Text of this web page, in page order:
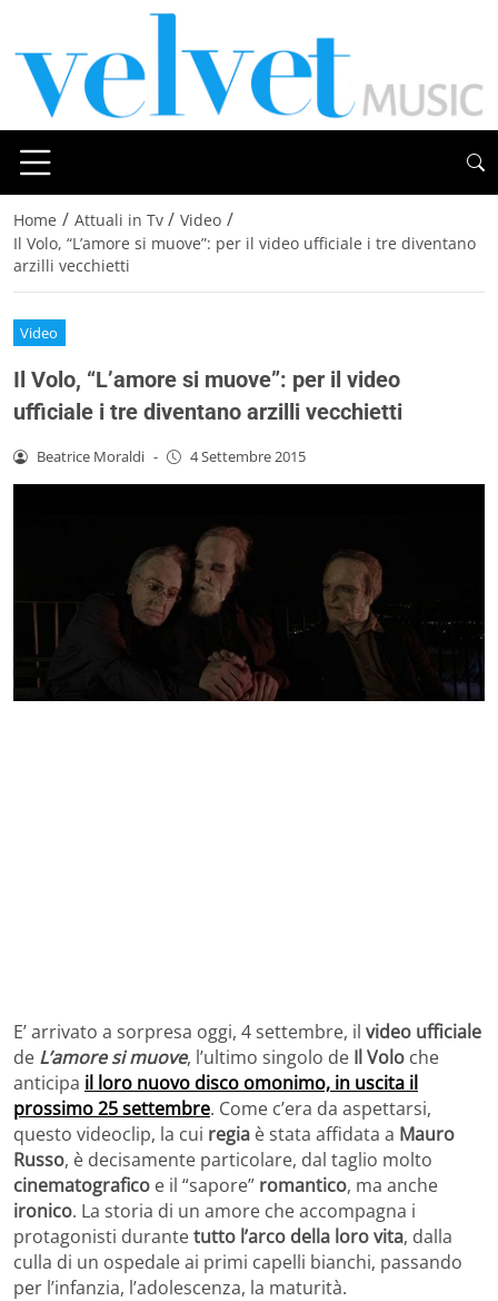
Home / Attuali in Tv / Video /
Il Volo, “L’amore si muove”: per il video ufficiale i tre diventano
arzilli vecchietti
Video
Il Volo, “L’amore si muove”: per il video
ufficiale i tre diventano arzilli vecchietti
Beatrice Moraldi - 4 Settembre 2015
E’ arrivato a sorpresa oggi, 4 settembre, il video ufficiale
de L’amore si muove, l’ultimo singolo de Il Volo che
anticipa il loro nuovo disco omonimo, in uscita il
prossimo 25 settembre. Come c’era da aspettarsi,
questo videoclip, la cui regia è stata affidata a Mauro
Russo, è decisamente particolare, dal taglio molto
cinematografico e il “sapore” romantico, ma anche
ironico. La storia di un amore che accompagna i
protagonisti durantetutto l’arco della loro vita, dalla
culla di un ospedale ai primi capelli bianchi, passando
per l’infanzia, l’adolescenza, la maturità.